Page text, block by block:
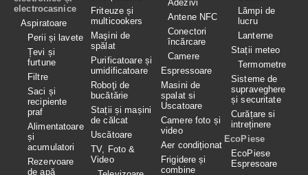
electrocasnice
Aspiratoare
Perii și lavete
Țevi și
furtune
Filtre
Saci și
recipiente
praf
Alimentatoare
și
acumulatori
Rezervoare
de apă
Friteuze și
multicookers
Maşini de
spălat
Purificatoare și
umidificatoare
Roboţi de
bucătărie
Stații și mașini
de călcat
Uscătoare
TV, Foto &
Video
Adezivi
Antene NFC
Conectori
încărcare
Camere
Espressoare
Masini de
spalat si
Uscatoare
Camere foto și
video
Aer condiționat
Frigidere și
combine
Lămpi de
lucru
Lanterne
Stații meteo
Termometre
Sisteme de
supraveghere
și securitate
Curățare si
intreținere
EcoPiese
EcoPiese
Espresoare